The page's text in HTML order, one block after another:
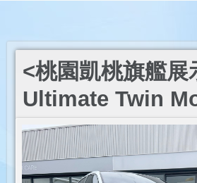
<桃園凱桃旗艦
Ultimate Twin